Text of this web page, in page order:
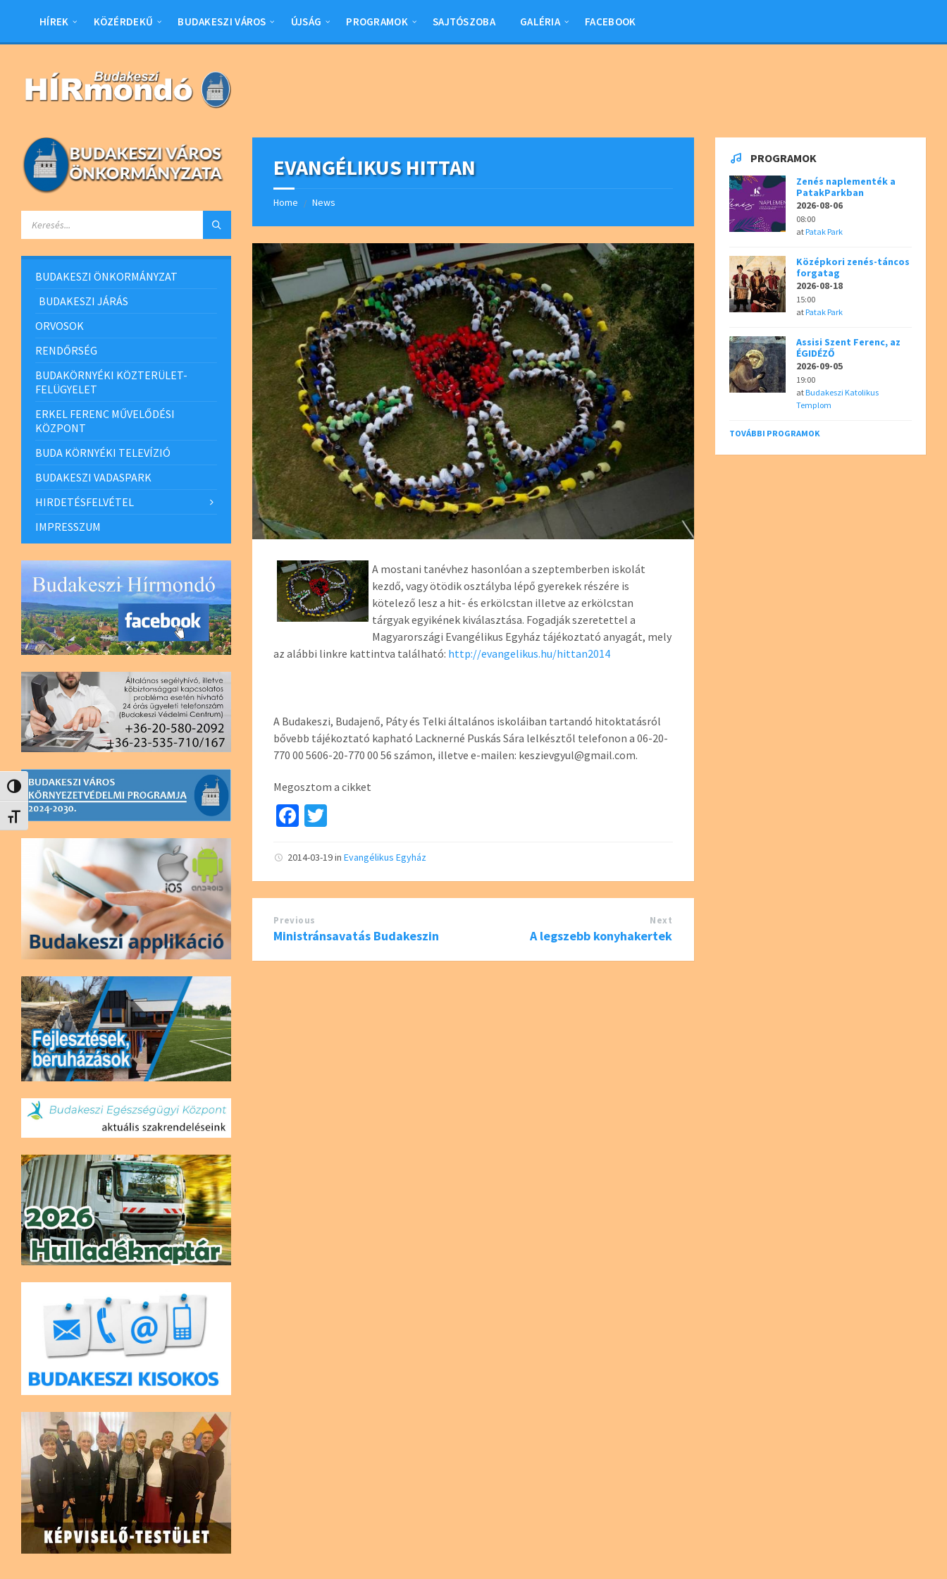
Nagy kontraszt váltása
Betűméret váltása
sidebar
sidebar
HÍREK KÖZÉRDEKŰ BUDAKESZI VÁROS ÚJSÁG PROGRAMOK SAJTÓSZOBA GALÉRIA FACEBOOK
EVANGÉLIKUS HITTAN
Home / News
A mostani tanévhez hasonlóan a szeptemberben iskolát
kezdő, vagy ötödik osztályba lépő gyerekek részére is
kötelező lesz a hit- és erkölcstan illetve az erkölcstan
tárgyak egyikének kiválasztása. Fogadják szeretettel a
Magyarországi Evangélikus Egyház tájékoztató anyagát, mely
az alábbi linkre kattintva található: http://evangelikus.hu/hittan2014
A Budakeszi, Budajenő, Páty és Telki általános iskoláiban tartandó hitoktatásról
bővebb tájékoztató kapható Lacknerné Puskás Sára lelkésztől telefonon a 06-20-
770 00 5606-20-770 00 56 számon, illetve e-mailen: keszievgyul@gmail.com.
Megosztom a cikket
Fa
b
o
o
k
tt
er
2014-03-19inEvangélikus Egyház
Previous
Ministránsavatás Budakeszin
Next
A legszebb konyhakertek
BUDAKESZI ÖNKORMÁNYZAT
BUDAKESZI JÁRÁS
ORVOSOK
RENDŐRSÉG
BUDAKÖRNYÉKI KÖZTERÜLET-
FELÜGYELET
ERKEL FERENC MŰVELŐDÉSI
KÖZPONT
BUDA KÖRNYÉKI TELEVÍZIÓ
BUDAKESZI VADASPARK
HIRDETÉSFELVÉTEL
IMPRESSZUM
PROGRAMOK
Zenés naplementék a
PatakParkban
2026-08-06
08:00
atPatak Park
Középkori zenés-táncos
forgatag
2026-08-18
15:00
atPatak Park
Assisi Szent Ferenc, az
ÉGIDÉZŐ
2026-09-05
19:00
atBudakeszi Katolikus
Templom
TOVÁBBI PROGRAMOK